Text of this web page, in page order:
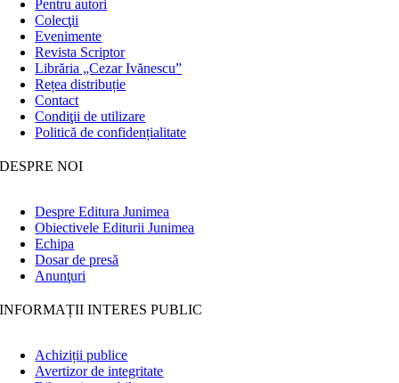
Pentru autori
Colecţii
Evenimente
Revista Scriptor
Librăria „Cezar Ivănescu”
Rețea distribuție
Contact
Condiţii de utilizare
Politică de confidențialitate
DESPRE NOI
Despre Editura Junimea
Obiectivele Editurii Junimea
Echipa
Dosar de presă
Anunţuri
INFORMAȚII INTERES PUBLIC
Achiziții publice
Avertizor de integritate